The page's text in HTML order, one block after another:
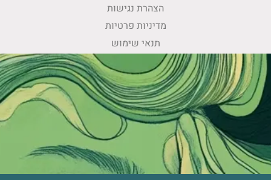
הצהרת נגישות
מדיניות פרטיות
תנאי שימוש